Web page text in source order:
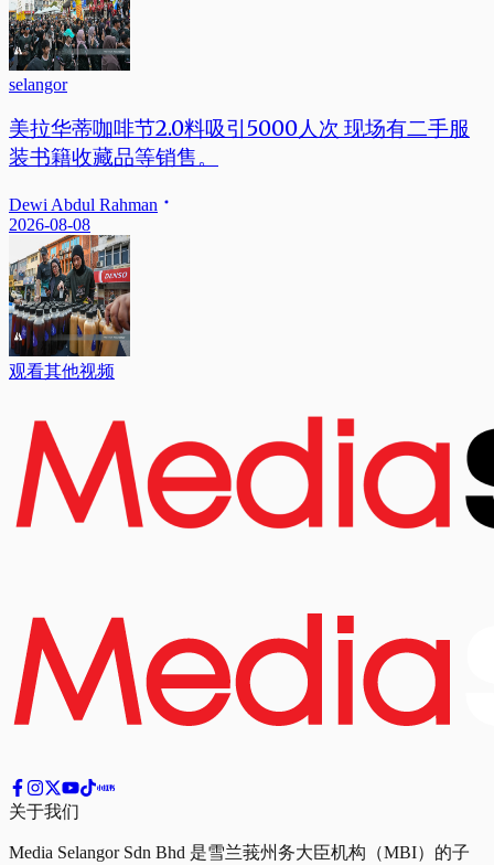
selangor
美拉华蒂咖啡节2.0料吸引5000人次 现场有二手服
装书籍收藏品等销售。
Dewi Abdul Rahman
2026-08-08
观看其他视频
关于我们
Media Selangor Sdn Bhd 是雪兰莪州务大臣机构（MBI）的子